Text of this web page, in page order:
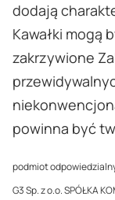
dodają
Kawałki mogą
zakrzywione
powinna być
podmiot
G3 Sp. z o.o. SPÓŁKA